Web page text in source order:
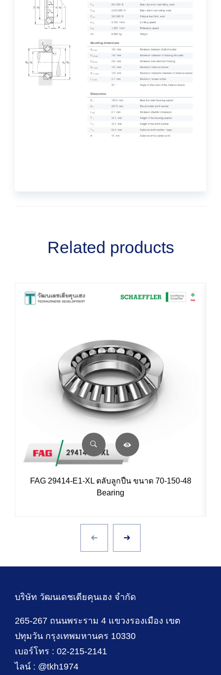
Related products
FAG 29414-E1-XL ตลับลูกปืน ขนาด 70-150-48
Bearing
บริษัท วัฒนเดชเตียคุนเฮง จำกัด
265-267 ถนนพระราม 4 แขวงรองเมือง เขต
ปทุมวัน กรุงเทพมหานคร 10330
เบอร์โทร : 02-215-2141
ไลน์ : @tkh1974